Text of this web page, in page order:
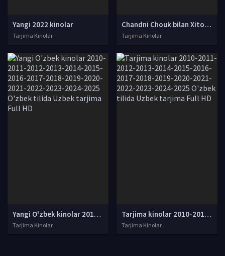
Yangi 2022 kinolar
Tarjima Kinolar
Chandni Chouk bilan Xitoyga / Hindistondan Xitoyga Hind kino Uzbek tilida O'zbekcha tarjima kino 2009 Full HD tas-ix skachat
Tarjima Kinolar
Yangi O'zbek kinolar 2010-2011-2012-2013-2014-2015-2016-2017-2018-2019-2020-2021-2022-2023-2024-2025 O'zbek tilida Uzbek tarjima Full HD
Tarjima Kinolar
Tarjima kinolar 2010-2011-2012-2013-2014-2015-2016-2017-2018-2019-2020-2021-2022-2023-2024-2025 O'zbek tilida Uzbek tarjima Full HD
Tarjima Kinolar